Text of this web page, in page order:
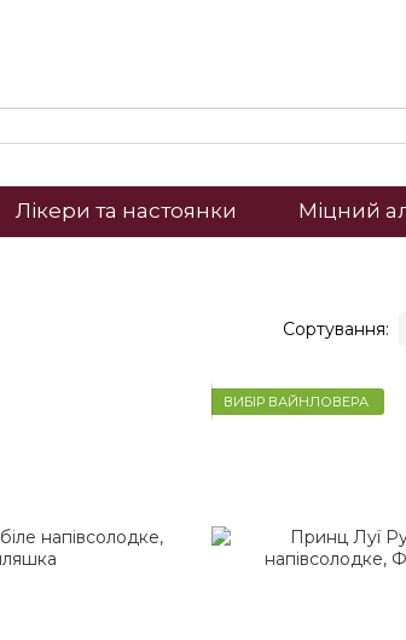
Лікери та настоянки Міцний
Сортування:
ВИБІР ВАЙНЛОВЕРА